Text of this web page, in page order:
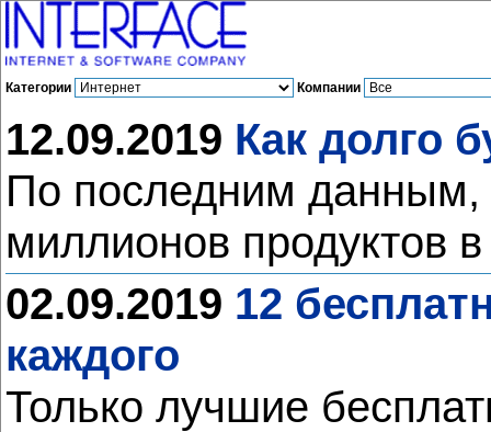
Категории Компании
12.09.2019 Как долго
По последним данным,
миллионов продуктов
02.09.2019 12
каждого
Только лучшие